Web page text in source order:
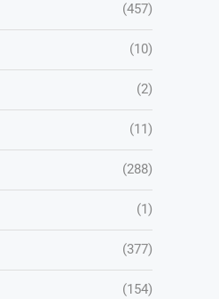
(457)
(10)
(2)
(11)
(288)
(1)
(377)
(154)